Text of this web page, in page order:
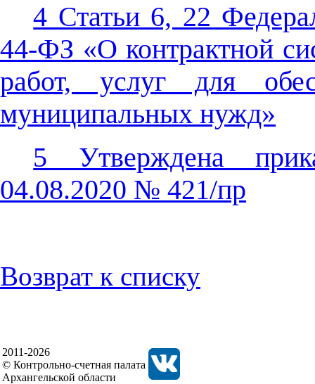
4 Статьи 6, 22
44-ФЗ «О контрактной
работ, услуг для
муниципальных нужд»
5 Утверждена
04.08.2020 № 421/пр
Возврат к списку
2011-2026
© Контрольно-счетная палата
Архангельской области